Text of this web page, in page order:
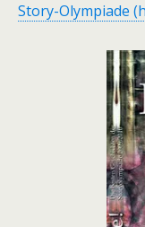
Story-Olympiade